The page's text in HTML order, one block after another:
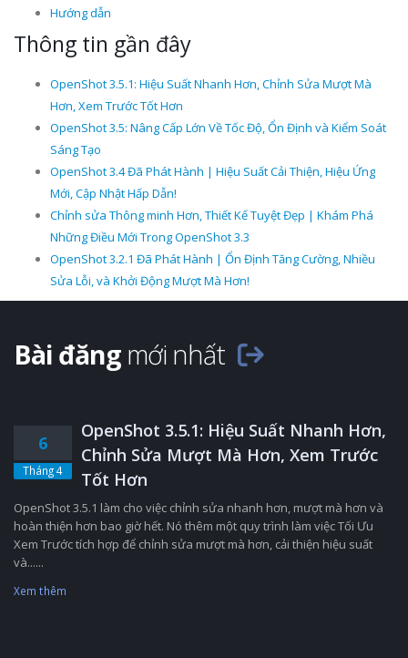
Hướng dẫn
Thông tin gần đây
OpenShot 3.5.1: Hiệu Suất Nhanh Hơn, Chỉnh Sửa Mượt Mà
Hơn, Xem Trước Tốt Hơn
OpenShot 3.5: Nâng Cấp Lớn Về Tốc Độ, Ổn Định và Kiểm Soát
Sáng Tạo
OpenShot 3.4 Đã Phát Hành | Hiệu Suất Cải Thiện, Hiệu Ứng
Mới, Cập Nhật Hấp Dẫn!
Chỉnh sửa Thông minh Hơn, Thiết Kế Tuyệt Đẹp | Khám Phá
Những Điều Mới Trong OpenShot 3.3
OpenShot 3.2.1 Đã Phát Hành | Ổn Định Tăng Cường, Nhiều
Sửa Lỗi, và Khởi Động Mượt Mà Hơn!
Bài đăng mới nhất
6
Tháng 4
OpenShot 3.5.1: Hiệu Suất Nhanh Hơn,
Chỉnh Sửa Mượt Mà Hơn, Xem Trước
Tốt Hơn
OpenShot 3.5.1 làm cho việc chỉnh sửa nhanh hơn, mượt mà hơn và
hoàn thiện hơn bao giờ hết. Nó thêm một quy trình làm việc Tối Ưu
Xem Trước tích hợp để chỉnh sửa mượt mà hơn, cải thiện hiệu suất
và......
Xem thêm